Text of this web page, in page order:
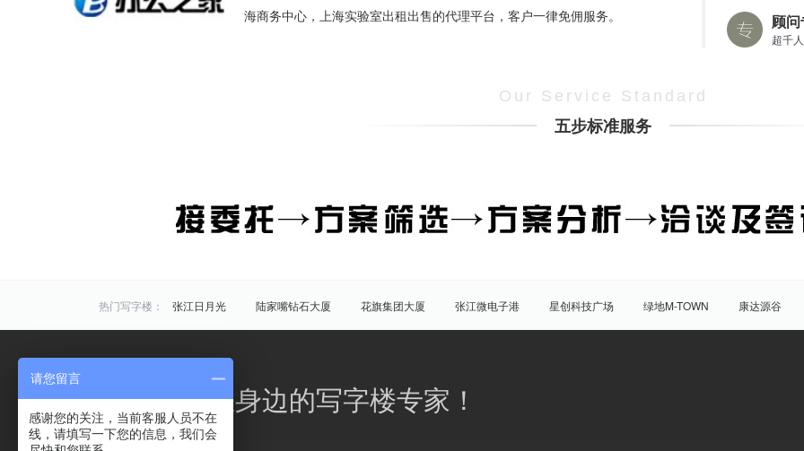
海商务中心，上海实验室出租出售的代理平台，客户一律免佣服务。
顾
超千
Our Service Standard
五步标准服务
热门写字楼： 张江日月光 陆家嘴钻石大厦 花旗集团大厦 张江微电子港 星创科技广场 绿地M-TOWN
康达源谷
炬芯研发大楼
佑越国际 张江海趣园 盛大天地源创谷 豪威科技园（张江乐业天地） 张江海豚湾
原
黄浦 徐汇 静安 普陀
商圈写字楼： 曹杨路 金山 陆家嘴 静安寺 八佰伴
曹家渡
办公之家，您身边的写字楼专家！
请您留言
感谢您的关注，当前客服人员不在
线，请填写一下您的信息，我们会